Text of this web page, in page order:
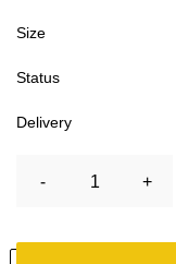
Size
Status
Delivery
- 1 +